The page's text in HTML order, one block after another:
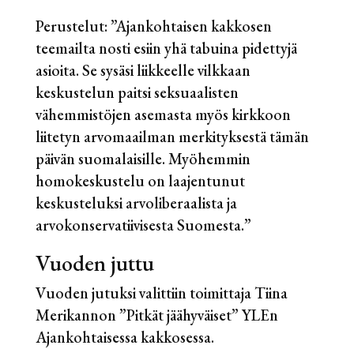
Perustelut: ”Ajankohtaisen kakkosen
teemailta nosti esiin yhä tabuina pidettyjä
asioita. Se sysäsi liikkeelle vilkkaan
keskustelun paitsi seksuaalisten
vähemmistöjen asemasta myös kirkkoon
liitetyn arvomaailman merkityksestä tämän
päivän suomalaisille. Myöhemmin
homokeskustelu on laajentunut
keskusteluksi arvoliberaalista ja
arvokonservatiivisesta Suomesta.”
Vuoden juttu
Vuoden jutuksi valittiin toimittaja Tiina
Merikannon ”Pitkät jäähyväiset” YLEn
Ajankohtaisessa kakkosessa.